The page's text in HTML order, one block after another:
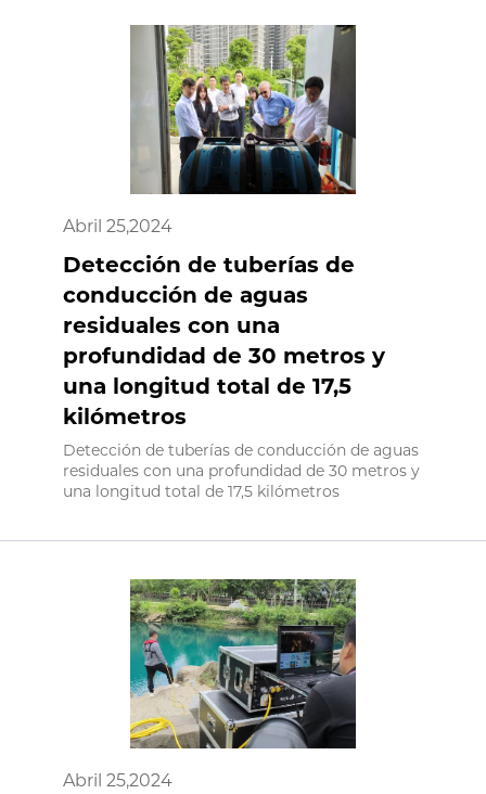
Abril 25,2024
Detección de tuberías de
conducción de aguas
residuales con una
profundidad de 30 metros y
una longitud total de 17,5
kilómetros
Detección de tuberías de conducción de aguas
residuales con una profundidad de 30 metros y
una longitud total de 17,5 kilómetros
Abril 25,2024